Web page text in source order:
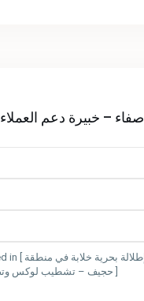
صفاء – خبيرة دعم العملاء